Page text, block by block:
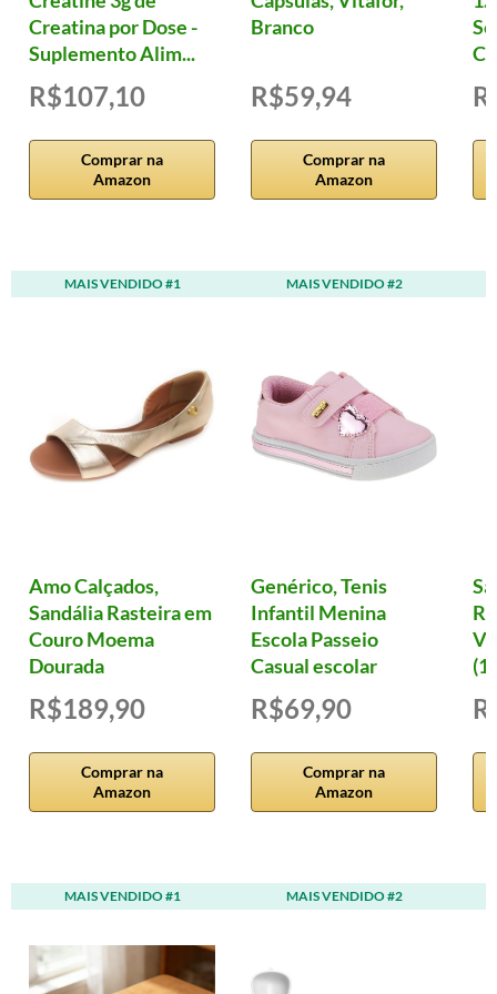
Creatina por Dose -
Suplemento Alim...
R$107,10
Comprar na
Amazon
Branco
R$59,94
Comprar na
Amazon
MAIS VENDIDO #1
Amo Calçados,
Sandália Rasteira em
Couro Moema
Dourada
R$189,90
Comprar na
Amazon
MAIS VENDIDO #2
Genérico, Tenis
Infantil Menina
Escola Passeio
Casual escolar
R$69,90
Comprar na
Amazon
MAIS VENDIDO #1 MAIS VENDIDO #2